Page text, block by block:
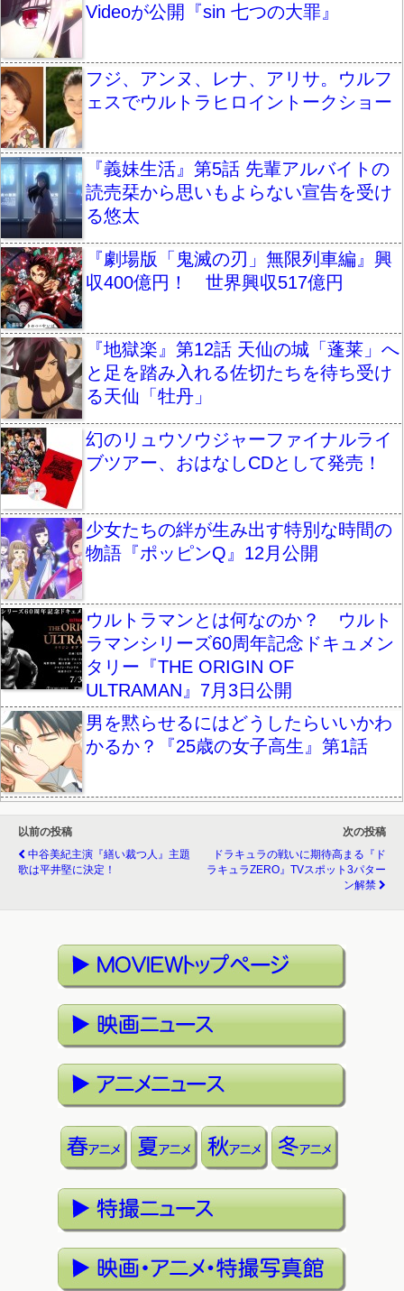
Videoが公開『sin 七つの大罪』
フジ、アンヌ、レナ、アリサ。ウルフ
ェスでウルトラヒロイントークショー
『義妹生活』第5話 先輩アルバイトの
読売栞から思いもよらない宣告を受け
る悠太
『劇場版「鬼滅の刃」無限列車編』興
収400億円！ 世界興収517億円
『地獄楽』第12話 天仙の城「蓬莱」へ
と足を踏み入れる佐切たちを待ち受け
る天仙「牡丹」
幻のリュウソウジャーファイナルライ
ブツアー、おはなしCDとして発売！
少女たちの絆が生み出す特別な時間の
物語『ポッピンQ』12月公開
ウルトラマンとは何なのか？ ウルト
ラマンシリーズ60周年記念ドキュメン
タリー『THE ORIGIN OF
ULTRAMAN』7月3日公開
男を黙らせるにはどうしたらいいかわ
かるか？『25歳の女子高生』第1話
以前の投稿
中谷美紀主演『繕い裁つ人』主題
歌は平井堅に決定！
次の投稿
ドラキュラの戦いに期待高まる『ド
ラキュラZERO』TVスポット3パター
ン解禁